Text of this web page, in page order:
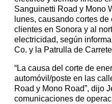
Sanguinetti Road y Mono
lunes, causando cortes
clientes en Sonora y al
electricidad, según
Co. y la Patrulla de
“La causa del corte de
automóvil/poste en las
Road y Mono Road”, dijo
comunicaciones de